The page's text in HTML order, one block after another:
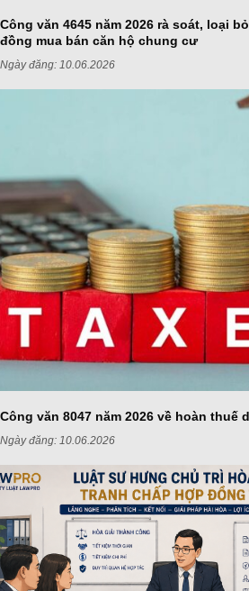
Công văn 4645 năm 2026 rà soát, loại
đồng mua bán căn hộ chung cư
Ngày đăng: 10.06.2026
Công văn 8047 năm 2026 về hoàn thuế
Ngày đăng: 10.06.2026